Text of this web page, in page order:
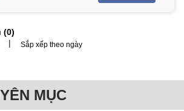
(0)
| Sắp xếp theo ngày
MỤC